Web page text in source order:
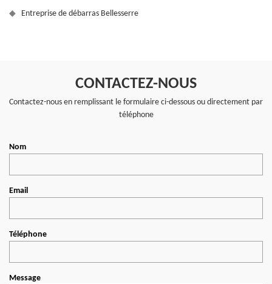
Entreprise de débarras Bellesserre
CONTACTEZ-NOUS
Contactez-nous en remplissant le formulaire ci-dessous ou directement par
téléphone
Nom
Email
Téléphone
Message